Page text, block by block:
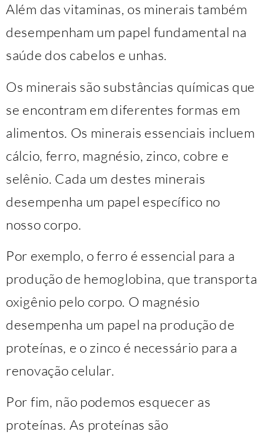
Além das vitaminas, os minerais também
desempenham um papel fundamental na
saúde dos cabelos e unhas.
Os minerais são substâncias químicas que
se encontram em diferentes formas em
alimentos. Os minerais essenciais incluem
cálcio, ferro, magnésio, zinco, cobre e
selênio. Cada um destes minerais
desempenha um papel específico no
nosso corpo.
Por exemplo, o ferro é essencial para a
produção de hemoglobina, que transporta
oxigênio pelo corpo. O magnésio
desempenha um papel na produção de
proteínas, e o zinco é necessário para a
renovação celular.
Por fim, não podemos esquecer as
proteínas. As proteínas são